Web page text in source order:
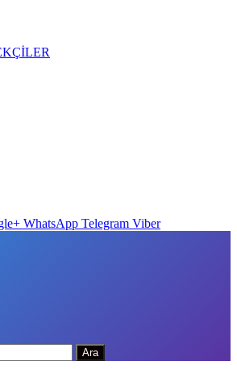
WhatsApp Telegram Viber